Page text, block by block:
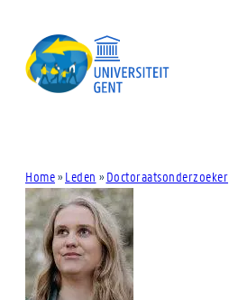
Home» Leden » Doctoraatsonderzoeker